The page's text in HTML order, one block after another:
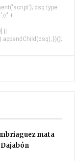
dsq.type
'//' +
})();
mata